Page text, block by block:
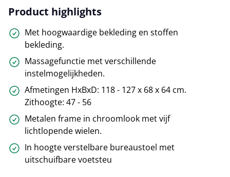
Product highlights
Met hoogwaardige bekleding en stoffen
bekleding.
Massagefunctie met verschillende
instelmogelijkheden.
Afmetingen HxBxD: 118 - 127 x 68 x 64 cm.
Zithoogte: 47 - 56
Metalen frame in chroomlook met vijf
lichtlopende wielen.
In hoogte verstelbare bureaustoel met
uitschuifbare voetsteu